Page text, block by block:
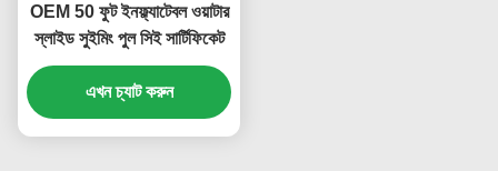
OEM 50 ফুট ইনফ্ল্যাটেবল ওয়াটার
স্লাইড সুইমিং পুল সিই সার্টিফিকেট
এখন চ্যাট করুন